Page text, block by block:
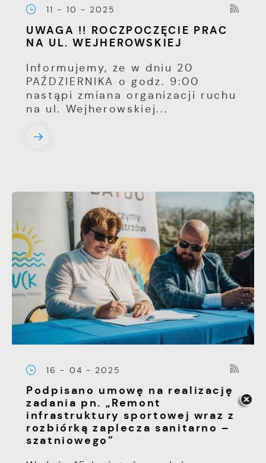
11 - 10 - 2025
UWAGA !! ROCZPOCZĘCIE PRAC
NA UL. WEJHEROWSKIEJ
Informujemy, że w dniu 20
PAŹDZIERNIKA o godz. 9:00
nastąpi zmiana organizacji ruchu
na ul. Wejherowskiej...
16 - 04 - 2025
Podpisano umowę na realizację
zadania pn. „Remont
infrastruktury sportowej wraz z
rozbiórką zaplecza sanitarno –
szatniowego”